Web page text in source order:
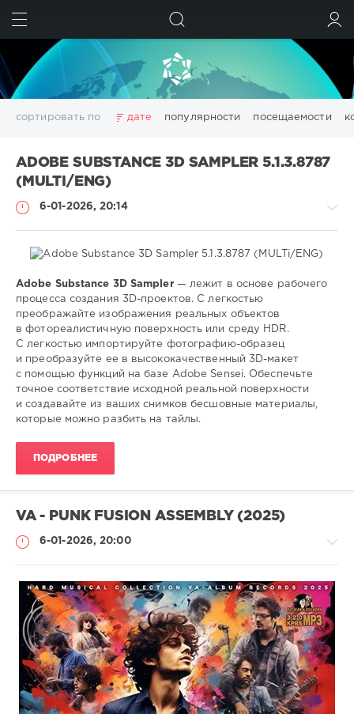
сортировать по дате популярности посещаемости
Downtempo Electro Electronic girls House
Lounge photoshop
Trance Wallpapers
видео данных дизайн диска изображений
конвертер менеджер моделирование обработка
файлов фото фотографий цифровых
Показать все теги
ADOBE SUBSTANCE 3D SAMPLER 5.1.3.8787
(MULTI/ENG)
6-01-2026, 20:14
SamDel
101
0
3D
дизайна,
Adobe,
Adobe Substance 3D Sampler— лежит в основе рабочего
процесса создания 3D-проектов. С легкостью
преображайте изображения реальных объектов
в фотореалистичную поверхность или среду HDR.
С легкостью импортируйте фотографию-образец
и преобразуйте ее в высококачественный 3D-макет
с помощью функций на базе Adobe Sensei. Обеспечьте
точное соответствие исходной реальной поверхности
и создавайте из ваших снимков бесшовные материалы,
которые можно разбить на тайлы.
ПОДРОБНЕЕ
VA - PUNK FUSION ASSEMBLY (2025)
6-01-2026, 20:00
Музыка
drakon-
55
87
0